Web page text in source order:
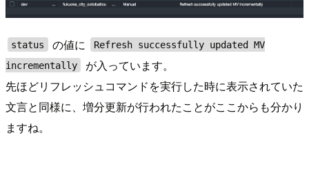
status の値に
Refresh successfully updated MV
incrementally
が入っています。
先ほどリフレッシュコマンドを実行した時に表示されていた
文言と同様に、増分更新が行われたことがここからも分かり
ますね。